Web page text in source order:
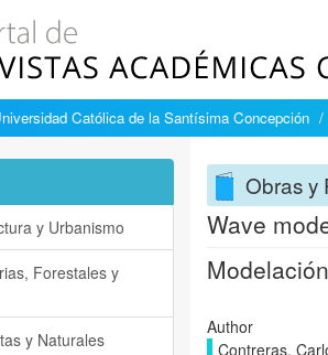
Católica de la Santísima Concepción
Obras y
Wave
Author
Contreras,
y Urbanismo
Forestales y
y Naturales